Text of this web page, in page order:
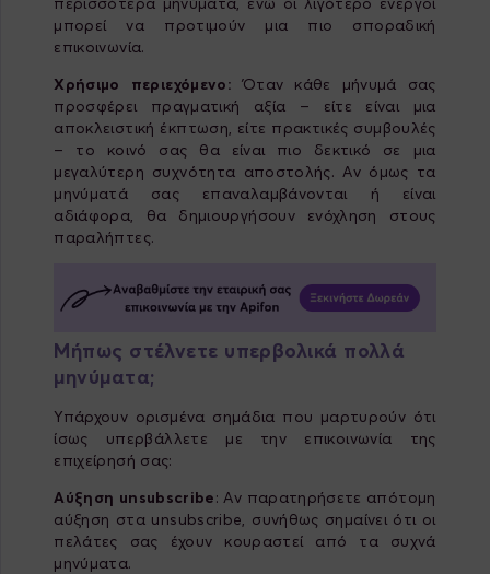
μπορεί να προτιμούν μια πιο σποραδική
επικοινωνία.
Χρήσιμο περιεχόμενο: Όταν κάθε μήνυμά σας
προσφέρει πραγματική αξία – είτε είναι μια
αποκλειστική έκπτωση, είτε πρακτικές συμβουλές
– το κοινό σας θα είναι πιο δεκτικό σε μια
μεγαλύτερη συχνότητα αποστολής. Αν όμως τα
μηνύματά σας επαναλαμβάνονται ή είναι
αδιάφορα, θα δημιουργήσουν ενόχληση στους
παραλήπτες.
Μήπως στέλνετε υπερβολικά πολλά
μηνύματα;
Υπάρχουν ορισμένα σημάδια που μαρτυρούν ότι
ίσως υπερβάλλετε με την επικοινωνία της
επιχείρησή σας:
Αύξηση unsubscribe: Αν παρατηρήσετε απότομη
αύξηση στα unsubscribe, συνήθως σημαίνει ότι οι
πελάτες σας έχουν κουραστεί από τα συχνά
μηνύματα.